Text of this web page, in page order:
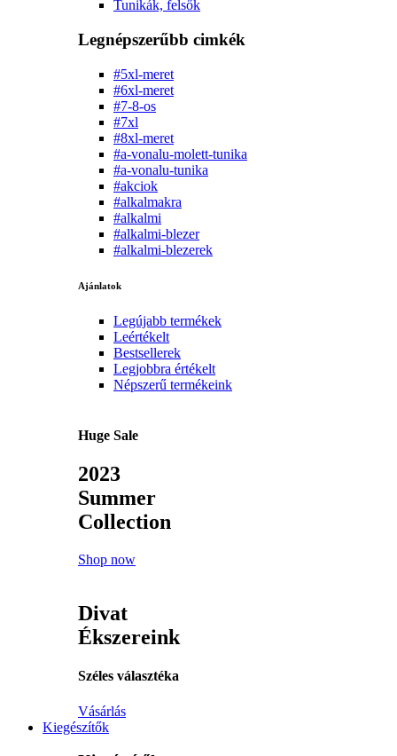
Tunikák, felsők
Legnépszerűbb cimkék
#5xl-meret
#6xl-meret
#7-8-os
#7xl
#8xl-meret
#a-vonalu-molett-tunika
#a-vonalu-tunika
#akciok
#alkalmakra
#alkalmi
#alkalmi-blezer
#alkalmi-blezerek
Ajánlatok
Legújabb termékek
Leértékelt
Bestsellerek
Legjobbra értékelt
Népszerű termékeink
Huge Sale
2023
Summer
Collection
Shop now
Divat
Ékszereink
Széles választéka
Vásárlás
Kiegészítők